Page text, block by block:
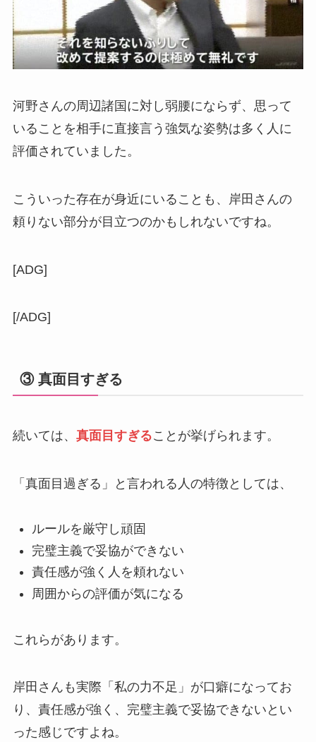
河野さんの周辺諸国に対し弱腰にならず、思って
いることを相手に直接言う強気な姿勢は多く人に
評価されていました。
こういった存在が身近にいることも、岸田さんの
頼りない部分が目立つのかもしれないですね。
[ADG]
[/ADG]
③ 真面目すぎる
続いては、 真面目すぎることが挙げられます。
「真面目過ぎる」と言われる人の特徴としては、
ルールを厳守し頑固
完璧主義で妥協ができない
責任感が強く人を頼れない
周囲からの評価が気になる
これらがあります。
岸田さんも実際「私の力不足」が口癖になってお
り、責任感が強く、完璧主義で妥協できないとい
った感じですよね。